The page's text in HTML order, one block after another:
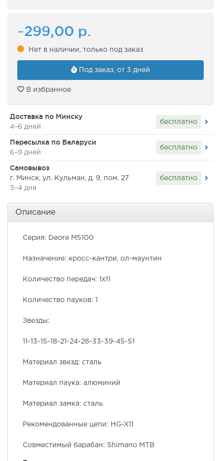
~299,00 р.
Нет в наличии, только под заказ
Под заказ, от 3 дней
В избранное
Доставка по Минску
4–6 дней
бесплатно
Пересылка по Беларуси
6–9 дней
бесплатно
Самовывоз
г. Минск, ул. Кульман, д. 9, пом. 27
3–4 дня
бесплатно
Описание
Серия: Deore M5100
Назначение: кросс-кантри, ол-маунтин
Количество передач: 1х11
Количество пауков: 1
Звезды:
11-13-15-18-21-24-28-33-39-45-51
Материал звезд: сталь
Материал паука: алюминий
Материал замка: сталь
Рекомендованные цепи: HG-X11
Совместимый барабан: Shimano MTB